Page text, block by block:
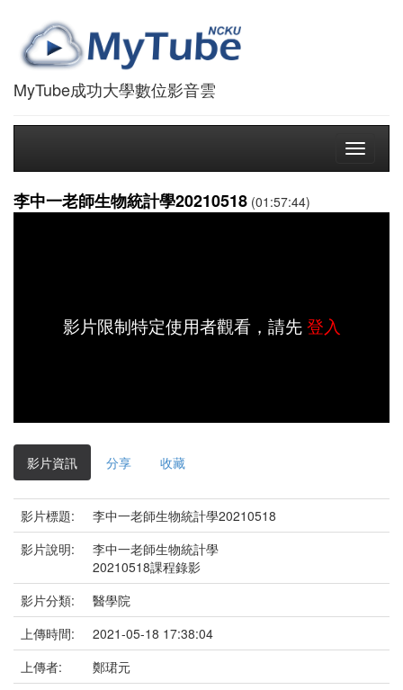
MyTube成功大學數位影音雲
Toggle
李中一老師生物統計學20210518 (01:57:44)
影片限制特定使用者觀看，請先登入
影片資訊 分享 收藏
影片標題:
李中一老師生物統計學20210518
影片說明:
李中一老師生物統計學
20210518課程錄影
影片分類:
醫學院
上傳時間:
2021-05-18 17:38:04
上傳者:
鄭珺元